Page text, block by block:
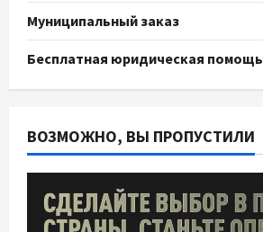
Муниципальный заказ
Бесплатная юридическая помощь
ВОЗМОЖНО, ВЫ ПРОПУСТИЛИ